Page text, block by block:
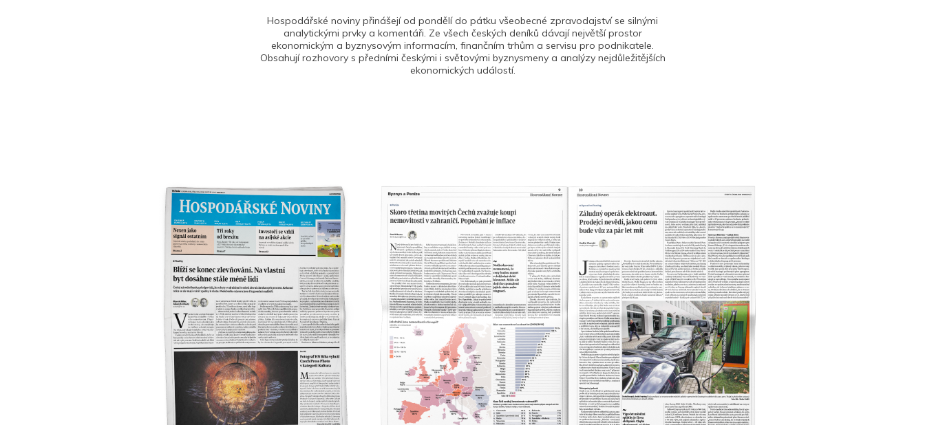
Hospodářské noviny přinášejí od pondělí do pátku všeobecné zpravodajství se silnými
analytickými prvky a komentáři. Ze všech českých deníků dávají největší prostor
ekonomickým a byznysovým informacím, finančním trhům a servisu pro podnikatele.
Obsahují rozhovory s předními českými i světovými byznysmeny a analýzy nejdůležitějších
ekonomických událostí.